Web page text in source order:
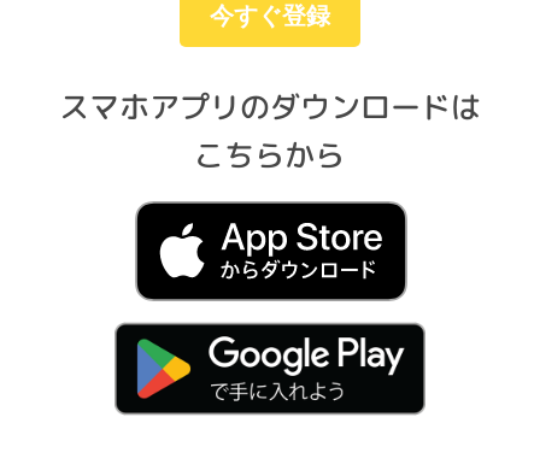
今すぐ登録
スマホアプリのダウンロードは
こちらから